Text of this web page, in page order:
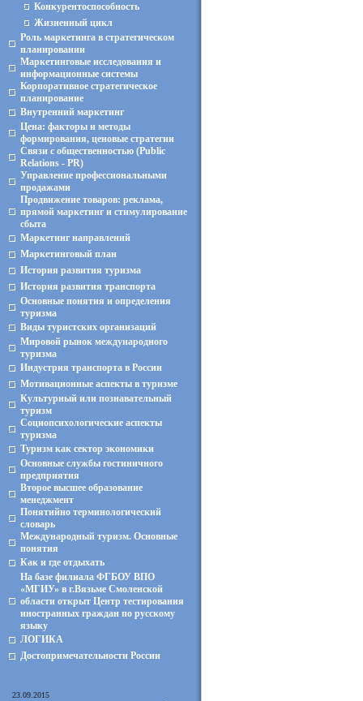
Конкурентоспособность
Жизненный цикл
Роль маркетинга в стратегическом
планировании
Маркетинговые исследования и
информационные системы
Корпоративное стратегическое
планирование
Внутренний маркетинг
Цена: факторы и методы
формирования, ценовые стратегии
Связи с общественностью (Public
Relations - PR)
Управление профессиональными
продажами
Продвижение товаров: реклама,
прямой маркетинг и стимулирование
сбыта
Маркетинг направлений
Маркетинговый план
История развития туризма
История развития транспорта
Основные понятия и определения
туризма
Виды туристских организаций
Мировой рынок международного
туризма
Индустрия транспорта в России
Мотивационные аспекты в туризме
Культурный или познавательный
туризм
Социопсихологические аспекты
туризма
Туризм как сектор экономики
Основные службы гостиничного
предприятия
Второе высшее образование
менеджмент
Понятийно терминологический
словарь
Международный туризм. Основные
понятия
Как и где отдыхать
На базе филиала ФГБОУ ВПО
«МГИУ» в г.Вязьме Смоленской
области открыт Центр тестирования
иностранных граждан по русскому
языку
ЛОГИКА
Достопримечательности России
23.09.2015